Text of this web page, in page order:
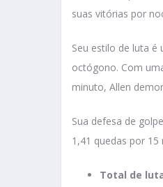
suas vitórias por
Seu estilo de luta
octógono. Com
minuto, Allen
Sua defesa de
1,41 quedas por 15
Total de